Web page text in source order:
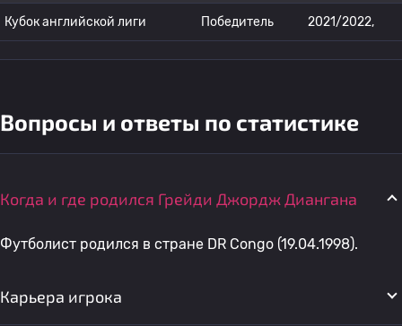
Кубок английской лиги Победитель 2021/2022,
Вопросы и ответы по статистике
Когда и где родился Грейди Джордж Диангана
Футболист родился в стране DR Congo (19.04.1998).
Карьера игрока